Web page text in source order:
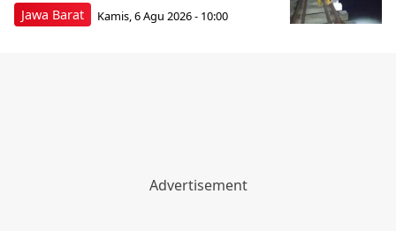
Jawa Barat Kamis, 6 Agu 2026 - 10:00